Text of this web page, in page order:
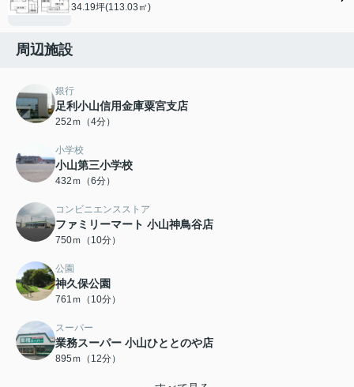
34.19坪(113.03㎡)
周辺施設
銀行
足利小山信用金庫粟宮支店
252ｍ（4分）
小学校
小山第三小学校
432ｍ（6分）
コンビニエンスストア
ファミリーマート 小山神鳥谷店
750ｍ（10分）
公園
神久保公園
761ｍ（10分）
スーパー
業務スーパー 小山ひととのや店
895ｍ（12分）